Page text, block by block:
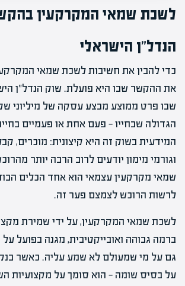
לשכת שמאי המקרקעין
הנדל"ן הישראלי
כדי להבין את חשיבות לשכת שמאי
את ההקשר שבו היא פועלת. שוק הנדל"ן
שבו פרט ממוצע מבצע עסקה של מיליוני
הגדולה שבחייו — פעם אחת או פעמיים
המידעית בשוק זה היא קיצונית: מוכרים,
וגורמי מימון יודעים לרוב הרבה יותר
שמאי מקרקעין עצמאי הוא אחד הכלים
לרשות הרוכש לצמצם פער זה.
לשכת שמאי המקרקעין, על ידי שמירת
ברמה גבוהה ואובייקטיבית, מגנה בפועל
גם על מי שמעולם לא שמע עליה. כאשר
על בסיס שומה — הוא סומך על מקצועיות